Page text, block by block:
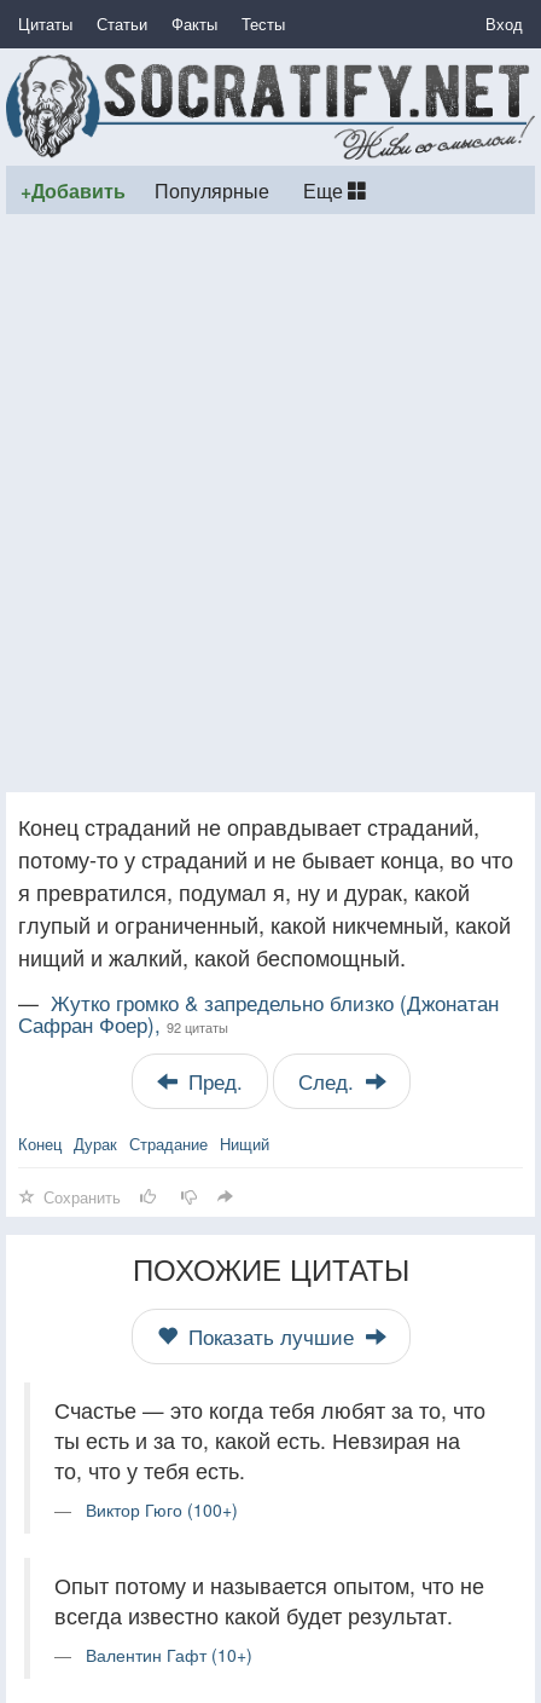
Цитаты Статьи Факты Тесты Вход
+Добавить Популярные Еще
Конец страданий не оправдывает страданий,
потому-то у страданий и не бывает конца, во что
я превратился, подумал я, ну и дурак, какой
глупый и ограниченный, какой никчемный, какой
нищий и жалкий, какой беспомощный.
— Жутко громко & запредельно близко (Джонатан
Сафран Фоер), 92 цитаты
Пред. След.
Конец Дурак Страдание Нищий
Сохранить
ПОХОЖИЕ ЦИТАТЫ
Показать лучшие
Счастье — это когда тебя любят за то, что
ты есть и за то, какой есть. Невзирая на
то, что у тебя есть.
Виктор Гюго (100+)
Опыт потому и называется опытом, что не
всегда известно какой будет результат.
Валентин Гафт (10+)